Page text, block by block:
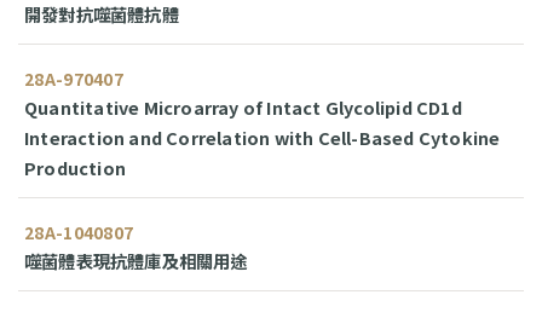
開發對抗噬菌體抗體
28A-970407
Quantitative Microarray of Intact Glycolipid CD1d
Interaction and Correlation with Cell-Based Cytokine
Production
28A-1040807
噬菌體表現抗體庫及相關用途